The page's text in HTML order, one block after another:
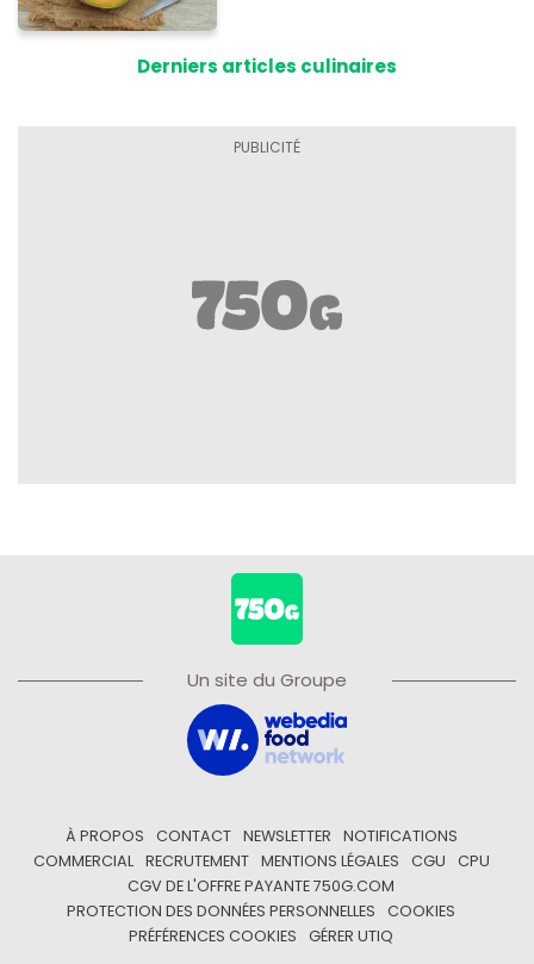
Derniers articles culinaires
Un site du Groupe
À PROPOS CONTACT NEWSLETTER
NOTIFICATIONS
COMMERCIAL
RECRUTEMENT MENTIONS LÉGALES CGU
CPU
CGV DE L'OFFRE PAYANTE 750G.COM
PROTECTION DES DONNÉES PERSONNELLES
COOKIES
PRÉFÉRENCES COOKIES
GÉRER UTIQ